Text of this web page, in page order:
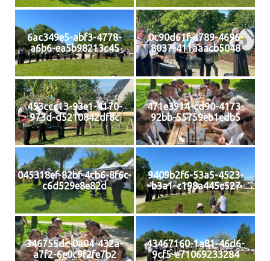
6ac349e5-abf3-4778-
a6b6-ea5b98213c45
0c90d61f-a789-4696-
8037-411aaacb5048
453ccc13-93e1-4170-
973d-d5210842df8c
471e3914-cd90-4173-
92bb-55759eb1edb5
045318ef-82bf-4cb6-8f6c-
c6d529e8e82d
9409b2f6-53a5-4523-
b3a1-c198a445c527
346755dc-0a04-432a-
a7f2-6e0c9f2fe7b2
43467160-1a81-46d6-
9cf5-e71069233284